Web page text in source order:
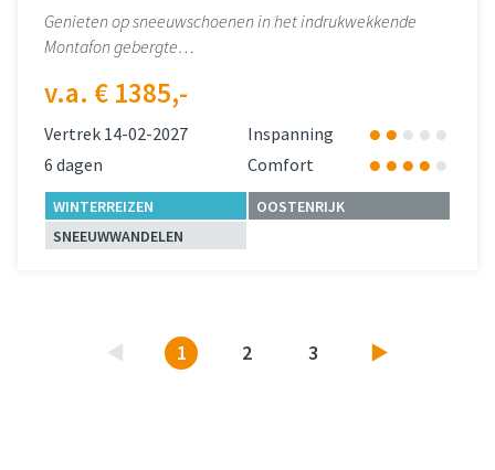
Genieten op sneeuwschoenen in het indrukwekkende
Montafon gebergte…
v.a. € 1385,-
Vertrek 14-02-2027
Inspanning
6 dagen
Comfort
WINTERREIZEN
OOSTENRIJK
SNEEUWWANDELEN
Vorige1 2 3 Volgende